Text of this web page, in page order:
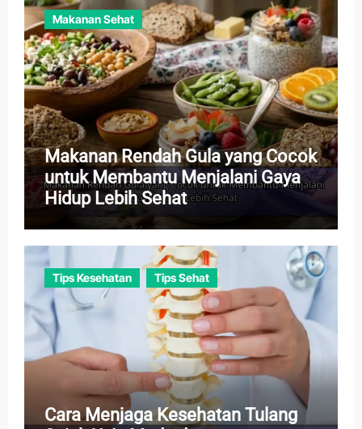
Makanan Sehat
Makanan Rendah Gula yang Cocok
untuk Membantu Menjalani Gaya
Hidup Lebih Sehat
Tips Kesehatan Tips Sehat
Cara Menjaga Kesehatan Tulang